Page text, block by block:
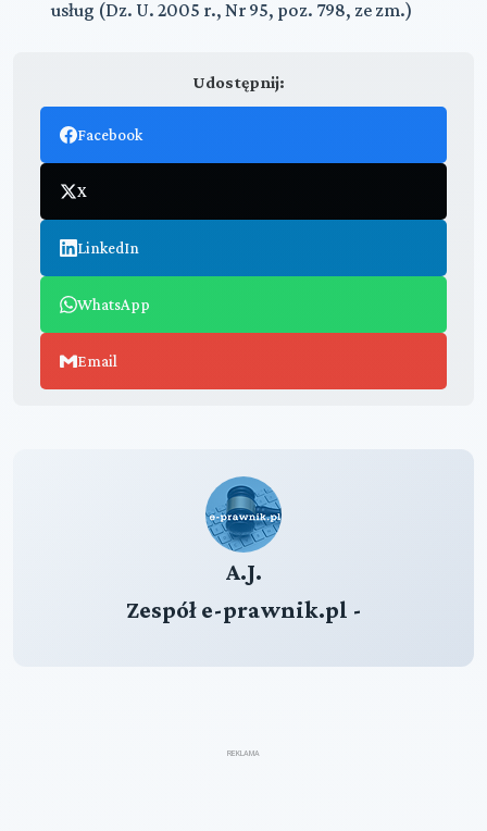
usług (Dz. U. 2005 r., Nr 95, poz. 798, ze zm.)
Udostępnij:
Facebook
X
LinkedIn
WhatsApp
Email
A.J.
Zespół e-prawnik.pl -
REKLAMA